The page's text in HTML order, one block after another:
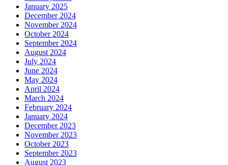
January 2025
December 2024
November 2024
October 2024
September 2024
August 2024
July 2024
June 2024
May 2024
April 2024
March 2024
February 2024
January 2024
December 2023
November 2023
October 2023
September 2023
August 2023